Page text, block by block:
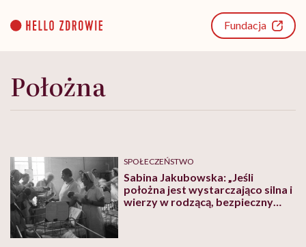
content
Fundacja
Położna
SPOŁECZEŃSTWO
Sabina Jakubowska: „Jeśli
położna jest wystarczająco silna i
wierzy w rodzącą, bezpieczny